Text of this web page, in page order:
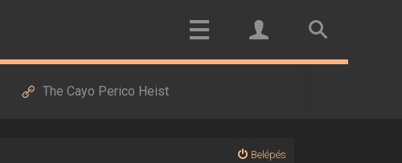
The Cayo Perico Heist
Belépés